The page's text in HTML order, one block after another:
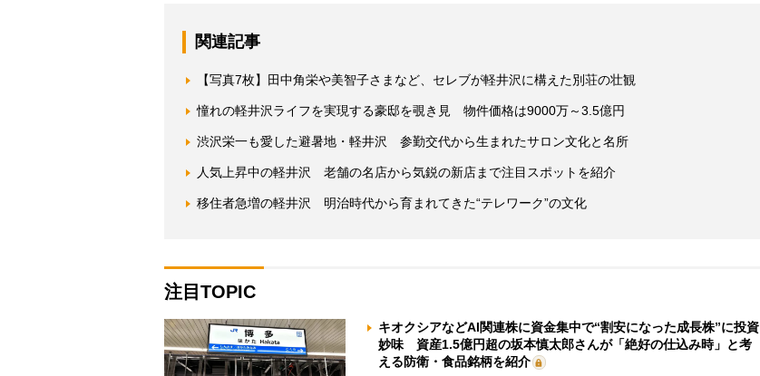
関連記事
【写真7枚】田中角栄や美智子さまなど、セレブが軽井沢に構えた別荘の壮観
憧れの軽井沢ライフを実現する豪邸を覗き見 物件価格は9000万～3.5億円
渋沢栄一も愛した避暑地・軽井沢 参勤交代から生まれたサロン文化と名所
人気上昇中の軽井沢 老舗の名店から気鋭の新店まで注目スポットを紹介
移住者急増の軽井沢 明治時代から育まれてきた“テレワーク”の文化
注目TOPIC
キオクシアなどAI関連株に資金集中で“割安になった成長株”に投資
妙味 資産1.5億円超の坂本慎太郎さんが「絶好の仕込み時」と考
える防衛・食品銘柄を紹介